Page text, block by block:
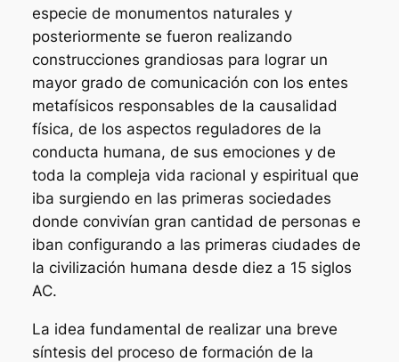
especie de monumentos naturales y
posteriormente se fueron realizando
construcciones grandiosas para lograr un
mayor grado de comunicación con los entes
metafísicos responsables de la causalidad
física, de los aspectos reguladores de la
conducta humana, de sus emociones y de
toda la compleja vida racional y espiritual que
iba surgiendo en las primeras sociedades
donde convivían gran cantidad de personas e
iban configurando a las primeras ciudades de
la civilización humana desde diez a 15 siglos
AC.
La idea fundamental de realizar una breve
síntesis del proceso de formación de la